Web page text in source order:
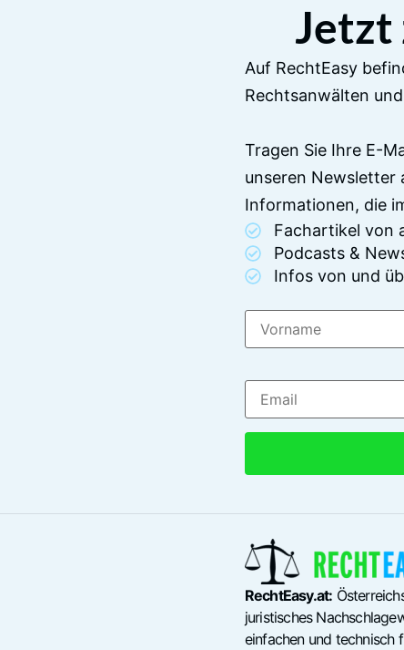
Jetzt
Auf RechtEasy
Rechtsanwälten
Tragen Sie Ihre E-
unseren Newsletter
Informationen, die
Fachartikel von
Podcasts &
Infos von und
RechtEasy.at:
juristisches
einfachen und technisch